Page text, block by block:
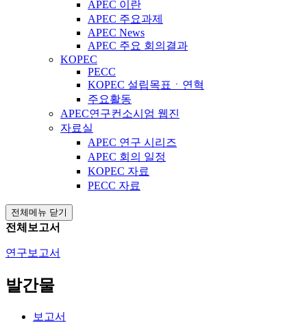
APEC 이란
APEC 주요과제
APEC News
APEC 주요 회의결과
KOPEC
PECC
KOPEC 설립목표ㆍ연혁
주요활동
APEC연구컨소시엄 웹진
자료실
APEC 연구 시리즈
APEC 회의 일정
KOPEC 자료
PECC 자료
전체메뉴 닫기
전체보고서
연구보고서
발간물
보고서